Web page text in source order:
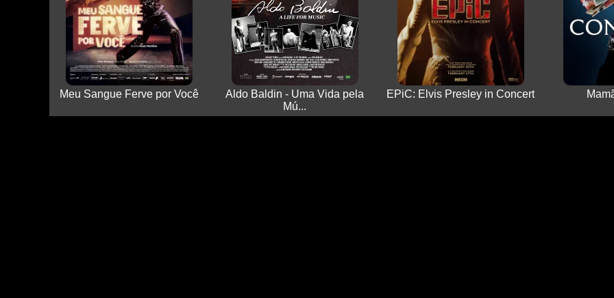
Meu Sangue Ferve por Você
Aldo Baldin - Uma Vida pela
Mú...
EPiC: Elvis Presley in Concert